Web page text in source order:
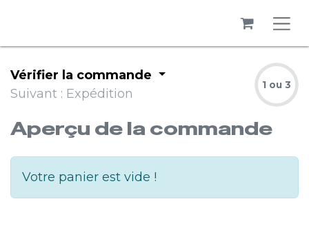
Vérifier la commande
Suivant : Expédition
1 ou 3
Aperçu de la commande
Votre panier est vide !